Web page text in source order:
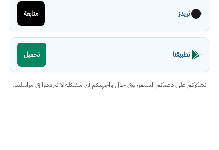
ثريدز متابعة
تطبيقنا تحميل
نشكركم على دعمكم المستمر، وفي حال واجهتكم أي مشكلة لا تترددوا في مراسلتنا.